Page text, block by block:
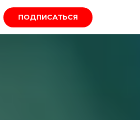
ПОДПИСАТЬСЯ